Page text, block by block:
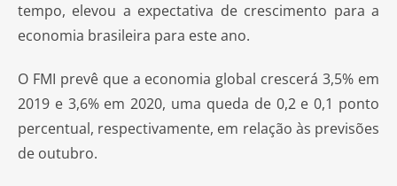
tempo, elevou a expectativa de crescimento para a
economia brasileira para este ano.
O FMI prevê que a economia global crescerá 3,5% em
2019 e 3,6% em 2020, uma queda de 0,2 e 0,1 ponto
percentual, respectivamente, em relação às previsões
de outubro.